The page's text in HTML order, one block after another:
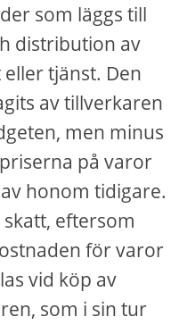
som läggs till
distribution av
tjänst. Den
av tillverkaren
men minus
på varor
honom tidigare.
eftersom
för varor
vid köp av
som i sin tur